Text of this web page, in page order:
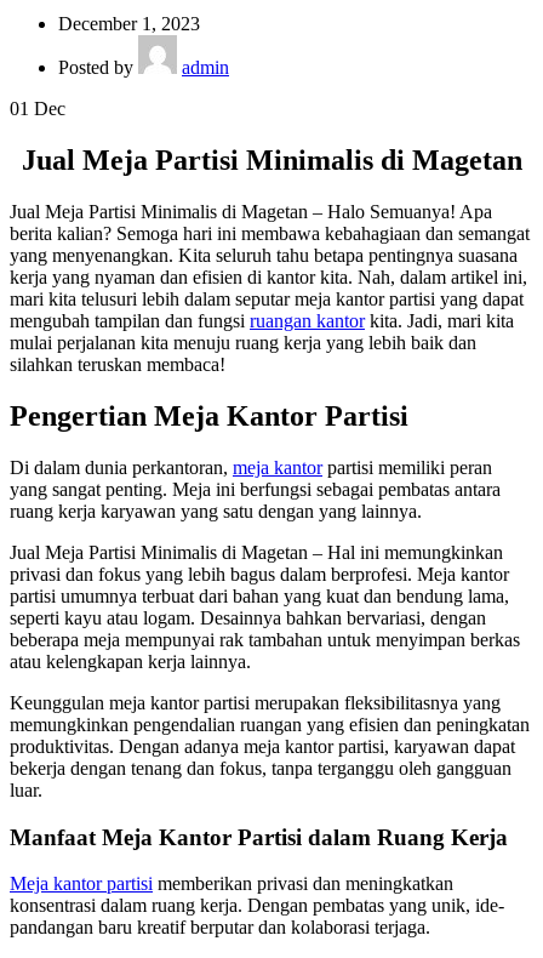
December 1, 2023
Posted by
admin
01 Dec
Jual Meja Partisi Minimalis di Magetan
Jual Meja Partisi Minimalis di Magetan – Halo Semuanya! Apa
berita kalian? Semoga hari ini membawa kebahagiaan dan semangat
yang menyenangkan. Kita seluruh tahu betapa pentingnya suasana
kerja yang nyaman dan efisien di kantor kita. Nah, dalam artikel ini,
mari kita telusuri lebih dalam seputar meja kantor partisi yang dapat
mengubah tampilan dan fungsi ruangan kantorkita. Jadi, mari kita
mulai perjalanan kita menuju ruang kerja yang lebih baik dan
silahkan teruskan membaca!
Pengertian Meja Kantor Partisi
Di dalam dunia perkantoran, meja kantorpartisi memiliki peran
yang sangat penting. Meja ini berfungsi sebagai pembatas antara
ruang kerja karyawan yang satu dengan yang lainnya.
Jual Meja Partisi Minimalis di Magetan – Hal ini memungkinkan
privasi dan fokus yang lebih bagus dalam berprofesi. Meja kantor
partisi umumnya terbuat dari bahan yang kuat dan bendung lama,
seperti kayu atau logam. Desainnya bahkan bervariasi, dengan
beberapa meja mempunyai rak tambahan untuk menyimpan berkas
atau kelengkapan kerja lainnya.
Keunggulan meja kantor partisi merupakan fleksibilitasnya yang
memungkinkan pengendalian ruangan yang efisien dan peningkatan
produktivitas. Dengan adanya meja kantor partisi, karyawan dapat
bekerja dengan tenang dan fokus, tanpa terganggu oleh gangguan
luar.
Manfaat Meja Kantor Partisi dalam Ruang Kerja
Meja kantor partisi memberikan privasi dan meningkatkan
konsentrasi dalam ruang kerja. Dengan pembatas yang unik, ide-
pandangan baru kreatif berputar dan kolaborasi terjaga.